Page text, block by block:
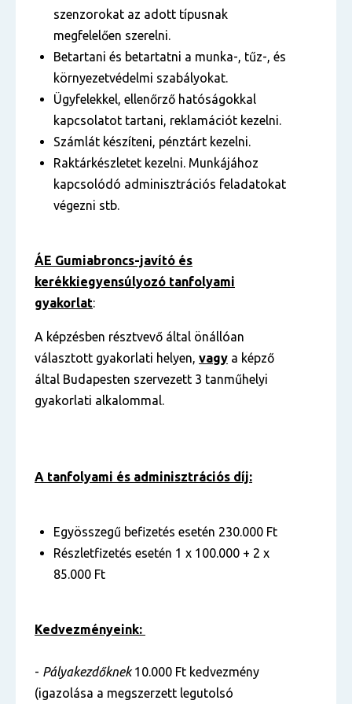
szenzorokat az adott típusnak
megfelelően szerelni.
Betartani és betartatni a munka-, tűz-, és
környezetvédelmi szabályokat.
Ügyfelekkel, ellenőrző hatóságokkal
kapcsolatot tartani, reklamációt kezelni.
Számlát készíteni, pénztárt kezelni.
Raktárkészletet kezelni. Munkájához
kapcsolódó adminisztrációs feladatokat
végezni stb.
ÁE Gumiabroncs-javító és
kerékkiegyensúlyozó tanfolyami
gyakorlat:
A képzésben résztvevő által önállóan
választott gyakorlati helyen, vagy a képző
által Budapesten szervezett 3 tanműhelyi
gyakorlati alkalommal.
A tanfolyami és adminisztrációs díj:
Egyösszegű befizetés esetén 230.000 Ft
Részletfizetés esetén 1 x 100.000 + 2 x
85.000 Ft
Kedvezményeink:
- Pályakezdőknek10.000 Ft kedvezmény
(igazolása a megszerzett legutolsó